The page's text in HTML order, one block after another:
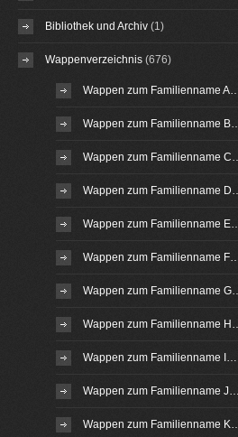
Bibliothek und Archiv (1)
Wappenverzeichnis (676)
Wappen zum Familienname A…
Wappen zum Familienname B…
Wappen zum Familienname C…
Wappen zum Familienname D…
Wappen zum Familienname E…
Wappen zum Familienname F…
Wappen zum Familienname G…
Wappen zum Familienname H…
Wappen zum Familienname I…
Wappen zum Familienname J…
Wappen zum Familienname K…